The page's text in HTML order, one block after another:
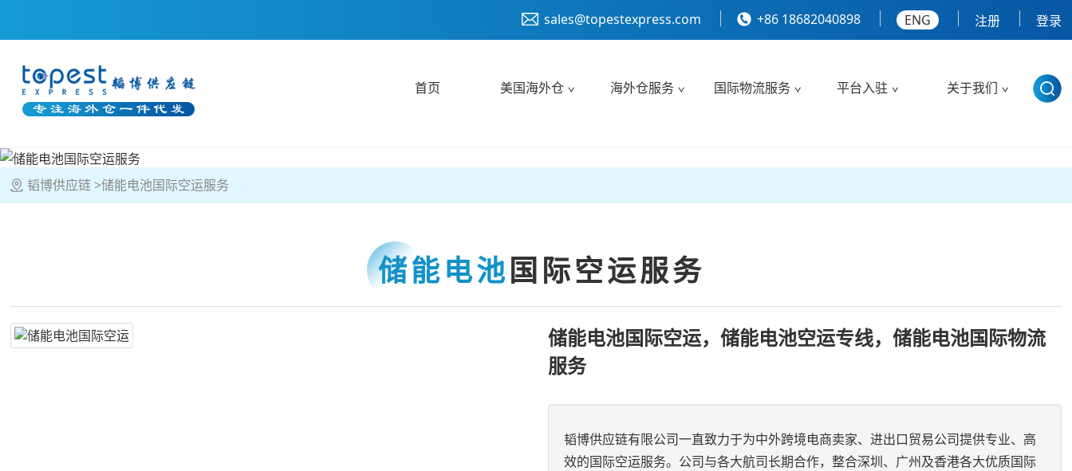
sales@topestexpress.com +86 18682040898 ENG 注册 登录
首页 美国海外仓 海外仓服务 国际物流服务 平台入驻 关于我们
韬博供应链 储能电池国际空运服务
储能电池 国际空运服务
储能电池国际空运，储能电池空运专线，储能电池国际物流
服务
韬博供应链有限公司一直致力于为中外跨境电商卖家、进出口贸易公司提供专业、高
效的国际空运服务。公司与各大航司长期合作，整合深圳、广州及香港各大优质国际